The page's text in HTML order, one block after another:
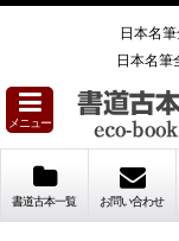
日本名
日本名筆
メニュー
書道古本一覧 お問い合わせ